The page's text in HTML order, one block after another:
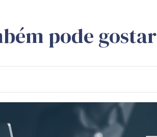
pode gostar